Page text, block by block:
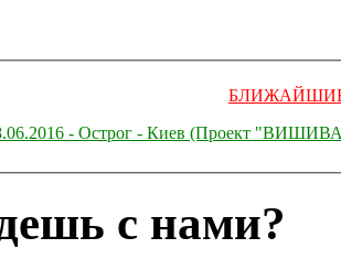
- Острог - Киев (Проект
с нами?